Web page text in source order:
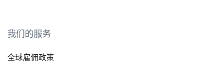
我们的服务
全球雇佣政策